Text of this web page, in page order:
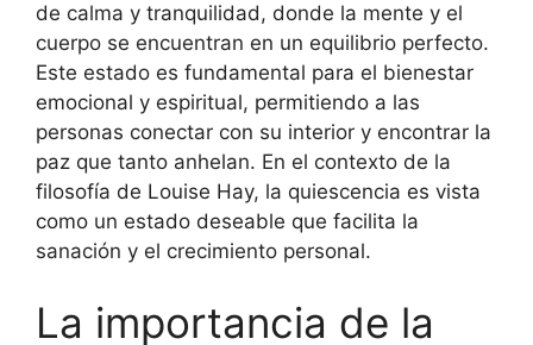
de calma y tranquilidad, donde la mente y el
cuerpo se encuentran en un equilibrio perfecto.
Este estado es fundamental para el bienestar
emocional y espiritual, permitiendo a las
personas conectar con su interior y encontrar la
paz que tanto anhelan. En el contexto de la
filosofía de Louise Hay, la quiescencia es vista
como un estado deseable que facilita la
sanación y el crecimiento personal.
La importancia de la